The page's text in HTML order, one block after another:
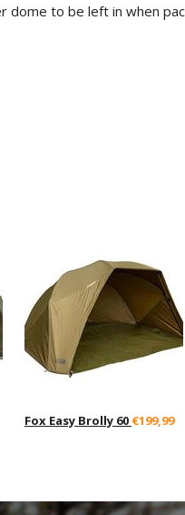
dome to be left in when
Fox Easy Brolly 60 €199,99